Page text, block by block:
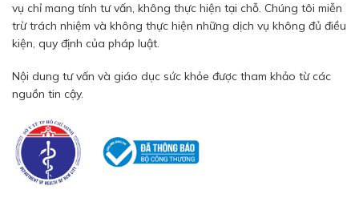
vụ chỉ mang tính tư vấn, không thực hiện tại chỗ. Chúng tôi miễn
trừ trách nhiệm và không thực hiện những dịch vụ không đủ điều
kiện, quy định của pháp luật.
Nội dung tư vấn và giáo dục sức khỏe được tham khảo từ các
nguồn tin cậy.